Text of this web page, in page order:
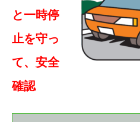
と一時停
止を守っ
て、安全
確認